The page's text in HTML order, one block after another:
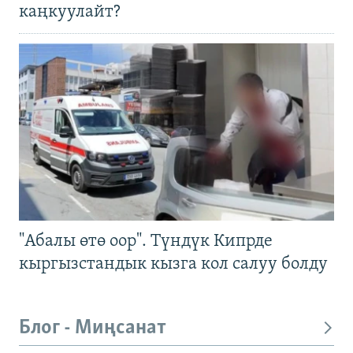
каңкуулайт?
"Абалы өтө оор". Түндүк Кипрде
кыргызстандык кызга кол салуу болду
Блог - Миңсанат